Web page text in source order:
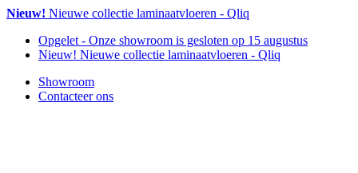
Nieuw! Nieuwe collectie laminaatvloeren - Qliq
Opgelet - Onze showroom is gesloten op 15 augustus
Nieuw! Nieuwe collectie laminaatvloeren - Qliq
Showroom
Contacteer ons